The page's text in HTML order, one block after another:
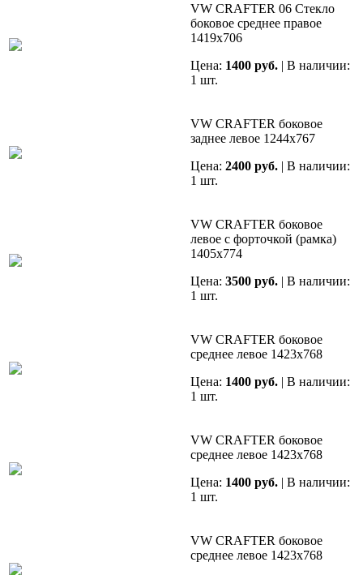
VW CRAFTER 06 Cтекло
боковое среднее правое
1419х706
Цена: 1400 руб. | В наличии:
1 шт.
VW CRAFTER боковое
заднее левое 1244х767
Цена: 2400 руб. | В наличии:
1 шт.
VW CRAFTER боковое
левое с форточкой (рамка)
1405х774
Цена: 3500 руб. | В наличии:
1 шт.
VW CRAFTER боковое
среднее левое 1423х768
Цена: 1400 руб. | В наличии:
1 шт.
VW CRAFTER боковое
среднее левое 1423х768
Цена: 1400 руб. | В наличии:
1 шт.
VW CRAFTER боковое
среднее левое 1423х768